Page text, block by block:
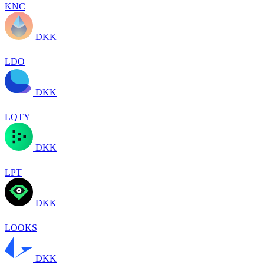
KNC
DKK
LDO
DKK
LQTY
DKK
LPT
DKK
LOOKS
DKK